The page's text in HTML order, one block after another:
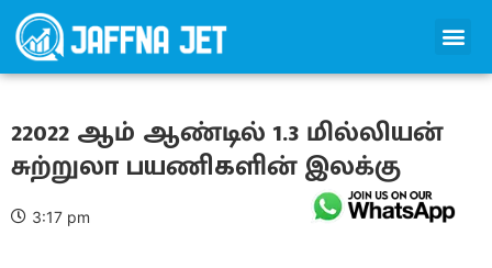
22022 ஆம் ஆண்டில் 1.3 மில்லியன்
சுற்றுலா பயணிகளின் இலக்கு
3:17 pm